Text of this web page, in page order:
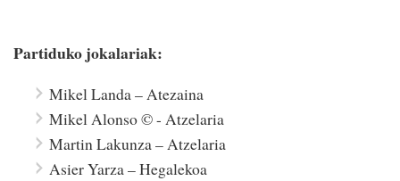
Partiduko jokalariak:
Mikel Landa – Atezaina
Mikel Alonso © - Atzelaria
Martin Lakunza – Atzelaria
Asier Yarza – Hegalekoa